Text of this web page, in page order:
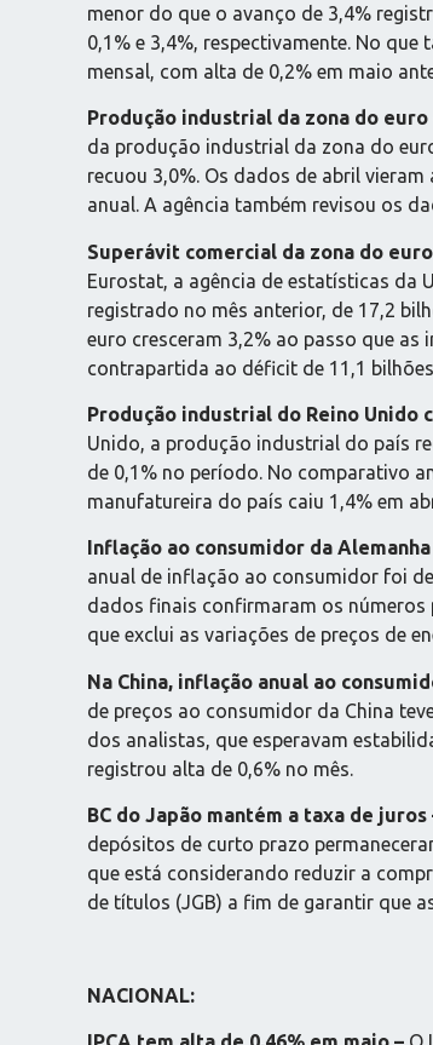
menor do que o avanço de 3,4%
0,1% e 3,4%, respectivamente. No
mensal, com alta de 0,2% em maio
Produção industrial da zona do euro
da produção industrial da zona do
recuou 3,0%. Os dados de abril
anual. A agência também revisou os
Superávit comercial da zona do
Eurostat, a agência de estatísticas da
registrado no mês anterior, de 17,2
euro cresceram 3,2% ao passo que
contrapartida ao déficit de 11,1
Produção industrial do Reino Unido
Unido, a produção industrial do país
de 0,1% no período. No comparativo
manufatureira do país caiu 1,4% em
Inflação ao consumidor da
anual de inflação ao consumidor foi
dados finais confirmaram os números
que exclui as variações de preços de
Na China, inflação anual ao
de preços ao consumidor da China
dos analistas, que esperavam
registrou alta de 0,6% no mês.
BC do Japão mantém a taxa de juros
depósitos de curto prazo
que está considerando reduzir a
de títulos (JGB) a fim de garantir que
NACIONAL: